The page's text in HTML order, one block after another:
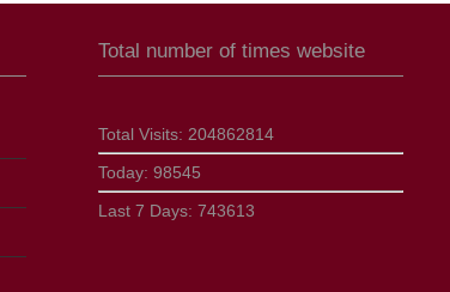
Total number of times website
Total Visits: 204862814
Today: 98545
Last 7 Days: 743613